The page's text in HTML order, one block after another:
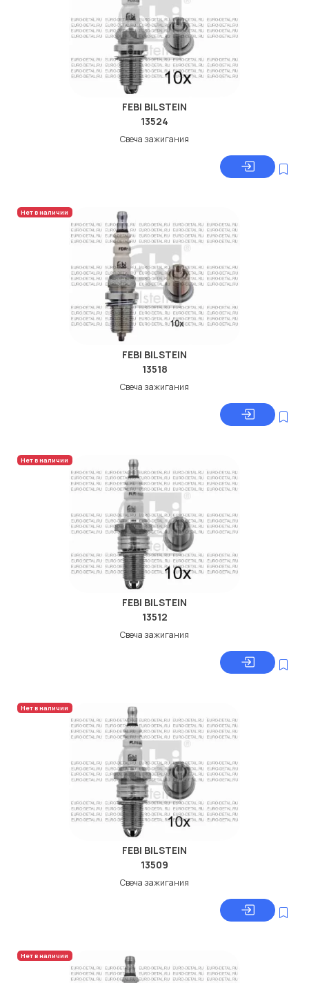
FEBI BILSTEIN
13524
Свеча зажигания
Нет в наличии
FEBI BILSTEIN
13518
Свеча зажигания
Нет в наличии
FEBI BILSTEIN
13512
Свеча зажигания
Нет в наличии
FEBI BILSTEIN
13509
Свеча зажигания
Нет в наличии